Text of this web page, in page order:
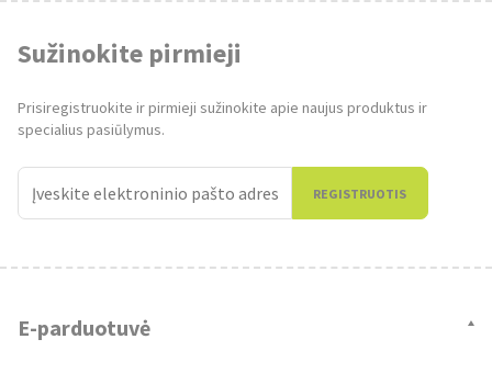
Sužinokite pirmieji
Prisiregistruokite ir pirmieji sužinokite apie naujus produktus ir
specialius pasiūlymus.
REGISTRUOTIS
E-parduotuvė